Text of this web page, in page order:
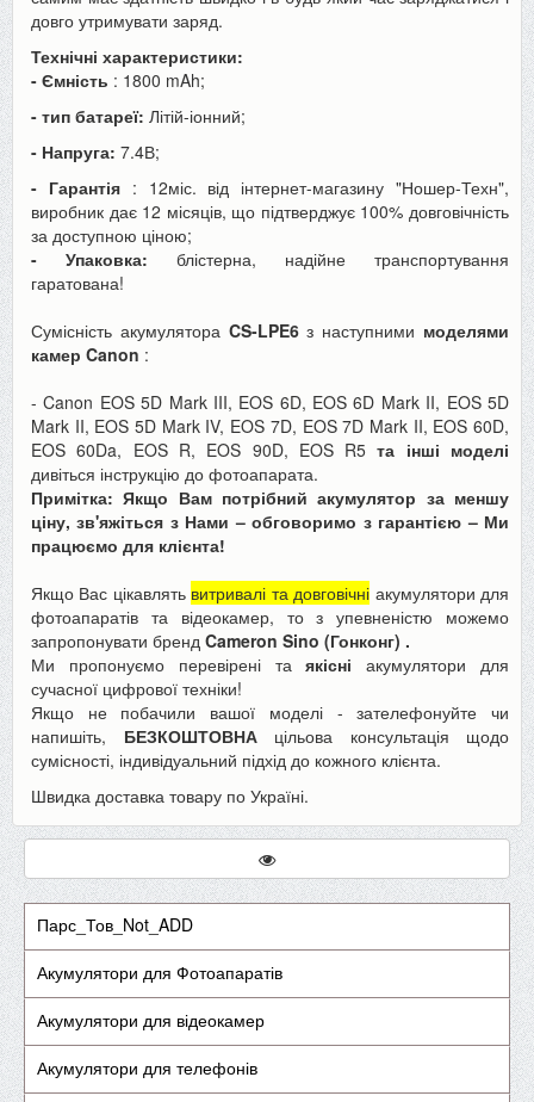
довго утримувати заряд.
Технічні характеристики:
- Ємність : 1800 mAh;
- тип батареї: Літій-іонний;
- Напруга: 7.4В;
- Гарантія: 12міс. від інтернет-магазину "Ношер-Техн",
виробник дає 12 місяців, що підтверджує 100% довговічність
за доступною ціною;
- Упаковка: блістерна, надійне транспортування
гаратована!
Сумісність акумулятора CS-LPE6 з наступними моделями
камер Canon :
- Canon EOS 5D Mark III, EOS 6D, EOS 6D Mark II, EOS 5D
Mark II, EOS 5D Mark IV, EOS 7D, EOS 7D Mark II, EOS 60D,
EOS 60Da, EOS R, EOS 90D, EOS R5та інші моделі
дивіться інструкцію до фотоапарата.
Примітка: Якщо Вам потрібний акумулятор за меншу
ціну, зв'яжіться з Нами – обговоримо з гарантією – Ми
працюємо для клієнта!
Якщо Вас цікавлять витривалі та довговічні акумулятори для
фотоапаратів та відеокамер, то з упевненістю можемо
запропонувати бренд Cameron Sino (Гонконг) .
Ми пропонуємо перевірені та
якісні
акумулятори для
сучасної цифрової техніки!
Якщо не побачили вашої моделі - зателефонуйте чи
напишіть, БЕЗКОШТОВНАцільова консультація щодо
сумісності, індивідуальний підхід до кожного клієнта.
Швидка доставка товару по Україні.
Парс_Тов_Not_ADD
Акумулятори для Фотоапаратів
Акумулятори для відеокамер
Акумулятори для телефонів